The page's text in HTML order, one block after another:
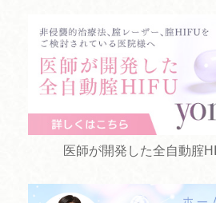
医師が開発した全自動腟